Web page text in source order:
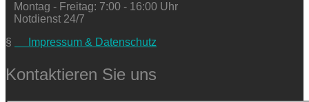
Montag - Freitag: 7:00 - 16:00 Uhr
Notdienst 24/7
§
Impressum & Datenschutz
Kontaktieren Sie uns